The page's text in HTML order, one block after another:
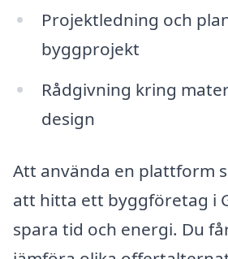
Projektledning och
byggprojekt
Rådgivning kring
design
Att använda en plattform
att hitta ett byggföretag i
spara tid och energi. Du